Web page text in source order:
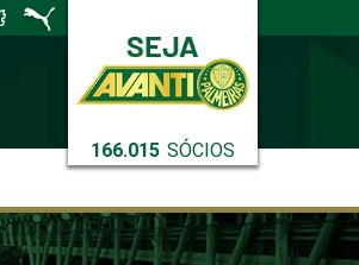
166.015 SÓCIOS